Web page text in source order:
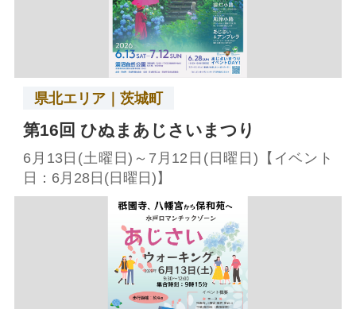
県北エリア｜茨城町
第16回 ひぬまあじさいまつり
6月13日(土曜日)～7月12日(日曜日)【イベント
日：6月28日(日曜日)】